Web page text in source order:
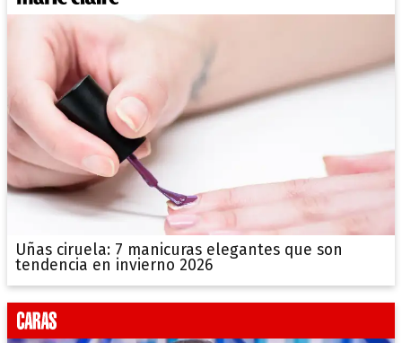
Uñas ciruela: 7 manicuras elegantes que son
tendencia en invierno 2026